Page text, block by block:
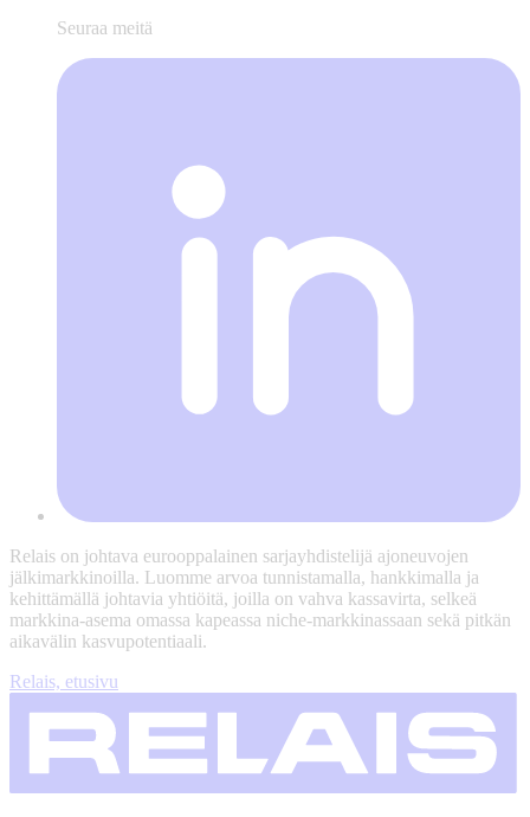
Seuraa meitä
Relais on johtava eurooppalainen sarjayhdistelijä ajoneuvojen
jälkimarkkinoilla. Luomme arvoa tunnistamalla, hankkimalla ja
kehittämällä johtavia yhtiöitä, joilla on vahva kassavirta, selkeä
markkina-asema omassa kapeassa niche-markkinassaan sekä pitkän
aikavälin kasvupotentiaali.
Relais, etusivu